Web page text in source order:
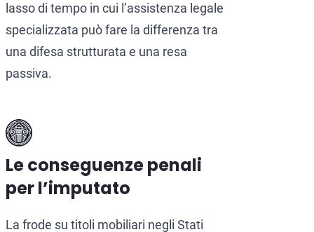
lasso di tempo in cui l’assistenza legale
specializzata può fare la differenza tra
una difesa strutturata e una resa
passiva.
Le conseguenze penali
per l’imputato
La frode su titoli mobiliari negli Stati